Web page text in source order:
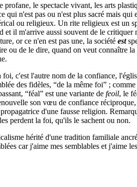
le spectacle vivant, les arts
n'est pas ou n'est plus sacré mais
ou religieux. Un rite religieux est un
et il m'arrive aussi souvent de le
or ce n'en est pas une, la société est
ou de le dire, quand on veut connaître
c'est l'autre nom de la confiance,
des fidèles, “de la même foi” ;
“féal” est une variante de feoil, le
son vœu de confiance
d'une fausse religion.
perdent la foi, qu'ils le sachent ou non.
hérité d'une tradition familiale
car j'aime mes semblables et j'aime